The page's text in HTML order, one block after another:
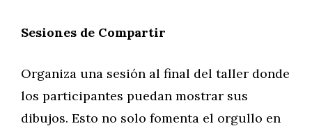
Sesiones de Compartir
Organiza una sesión al final del taller donde
los participantes puedan mostrar sus
dibujos. Esto no solo fomenta el orgullo en